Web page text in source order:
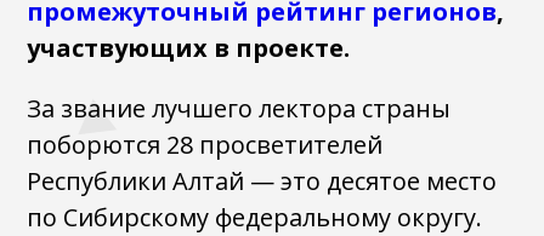
промежуточный рейтинг регионов,
участвующих в проекте.
За звание лучшего лектора страны
поборются 28 просветителей
Республики Алтай — это десятое место
по Сибирскому федеральному округу.